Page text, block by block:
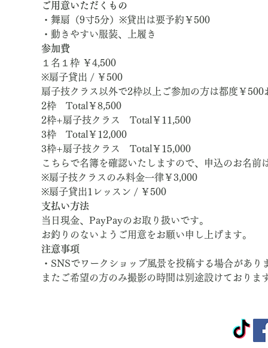
ご用意いただくもの
・舞扇（9寸5分）※貸出は要予約￥500
・動きやすい服装、上履き
参加費
１名１枠 ￥4,500
※扇子貸出 / ￥500
扇子技クラス以外で2枠以上ご参加の方は都度￥500
2枠　Total￥8,500
2枠+扇子技クラス　Total￥11,500
3枠　Total￥12,000
3枠+扇子技クラス　Total￥15,000
こちらで名簿を確認いたしますので、申込のお名前
※扇子技クラスのみ料金一律￥3,000
※扇子貸出1レッスン / ￥500
支払い方法
当日現金、PayPayのお取り扱いです。
お釣りのないようご用意をお願い申し上げます。
注意事項
・SNSでワークショップ風景を投稿する場合があり
またご希望の方のみ撮影の時間は別途設けておりま